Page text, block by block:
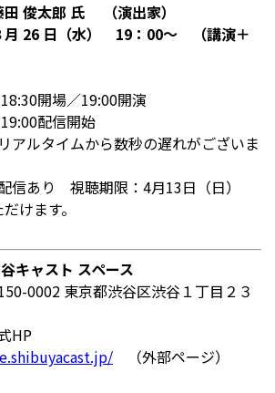
俊太郎 氏
（演出家）
26 日（水） 19：00～ （講演＋
開場／19:00開演
配信開始
イムから数秒の遅れがございま
視聴期限：4月13日（日）
けます。
キャスト スペース
京都渋谷区渋谷１丁目２３
（外部ページ）